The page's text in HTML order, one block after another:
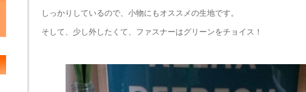
しっかりしているので、小物にもオススメの生地です。
そして、少し外したくて、ファスナーはグリーンをチョイス！